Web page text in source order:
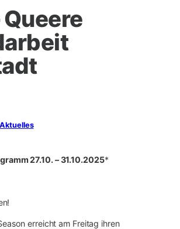
Aktuelles
27.10. – 31.10.2025*
erreicht am Freitag ihren